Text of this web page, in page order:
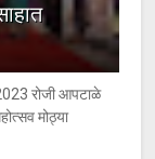
रोजी आपटाळे
मोठ्या